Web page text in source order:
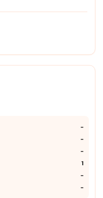
-
-
-
1
-
-